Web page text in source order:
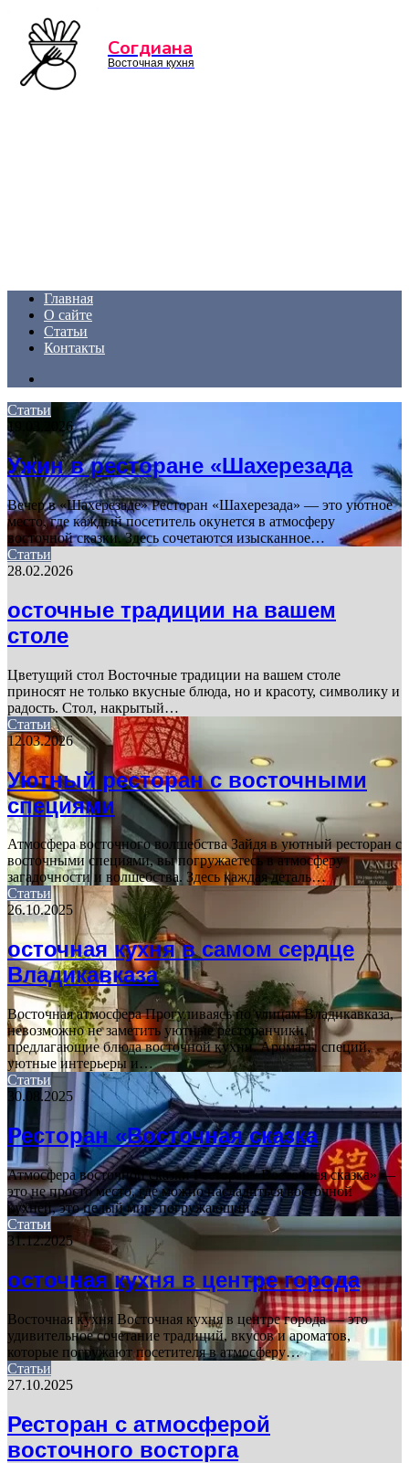
Согдиана
Восточная кухня
Главная
О сайте
Статьи
Контакты
Статьи
19.03.2026
Ужин в ресторане «Шахерезада
Вечер в «Шахерезаде» Ресторан «Шахерезада» — это уютное
место, где каждый посетитель окунется в атмосферу
восточной сказки. Здесь сочетаются изысканное…
Статьи
28.02.2026
осточные традиции на вашем
столе
Цветущий стол Восточные традиции на вашем столе
приносят не только вкусные блюда, но и красоту, символику и
радость. Стол, накрытый…
Статьи
12.03.2026
Уютный ресторан с восточными
специями
Атмосфера восточного волшебства Зайдя в уютный ресторан с
восточными специями, вы погружаетесь в атмосферу
загадочности и волшебства. Здесь каждая деталь…
Статьи
26.10.2025
осточная кухня в самом сердце
Владикавказа
Восточная атмосфера Прогуливаясь по улицам Владикавказа,
невозможно не заметить уютные ресторанчики,
предлагающие блюда восточной кухни. Ароматы специй,
уютные интерьеры и…
Статьи
30.08.2025
Ресторан «Восточная сказка
Атмосфера восточной сказки Ресторан «Восточная сказка» —
это не просто место, где можно насладиться восточной
кухней, это целый мир, погружающий…
Статьи
31.12.2025
осточная кухня в центре города
Восточная кухня Восточная кухня в центре города — это
удивительное сочетание традиций, вкусов и ароматов,
которые погружают посетителя в атмосферу…
Статьи
27.10.2025
Ресторан с атмосферой
восточного восторга